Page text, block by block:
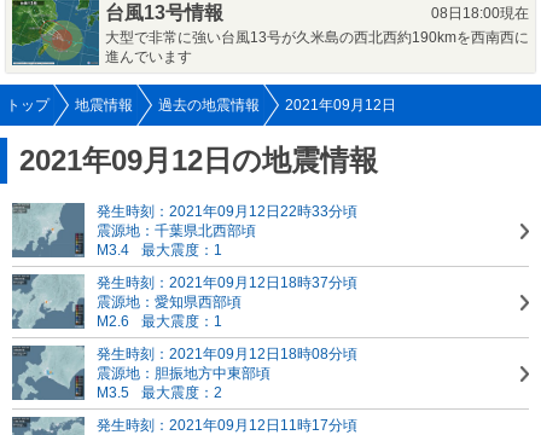
台風13号情報
08日18:00現在
大型で非常に強い台風13号が久米島の西北西約190kmを西南西に
進んでいます
トップ 地震情報 過去の地震情報 2021年09月12日
2021年09月12日の地震情報
発生時刻：2021年09月12日22時33分頃
震源地：千葉県北西部頃
M3.4
最大震度：1
発生時刻：2021年09月12日18時37分頃
震源地：愛知県西部頃
M2.6
最大震度：1
発生時刻：2021年09月12日18時08分頃
震源地：胆振地方中東部頃
M3.5
最大震度：2
発生時刻：2021年09月12日11時17分頃